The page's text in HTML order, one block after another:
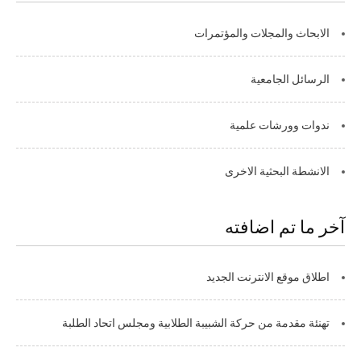
الابحاث والمجلات والمؤتمرات
الرسائل الجامعية
ندوات وورشات علمية
الانشطة البحثية الاخرى
آخر ما تم اضافته
اطلاق موقع الانترنت الجديد
تهنئة مقدمة من حركة الشبيبة الطلابية ومجلس اتحاد الطلبة